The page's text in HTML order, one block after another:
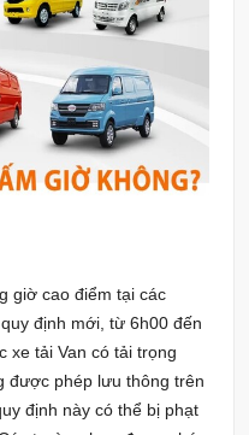
giờ cao điểm tại các
định mới, từ 6h00 đến
xe tải Van có tải trọng
được phép lưu thông trên
định này có thể bị phạt